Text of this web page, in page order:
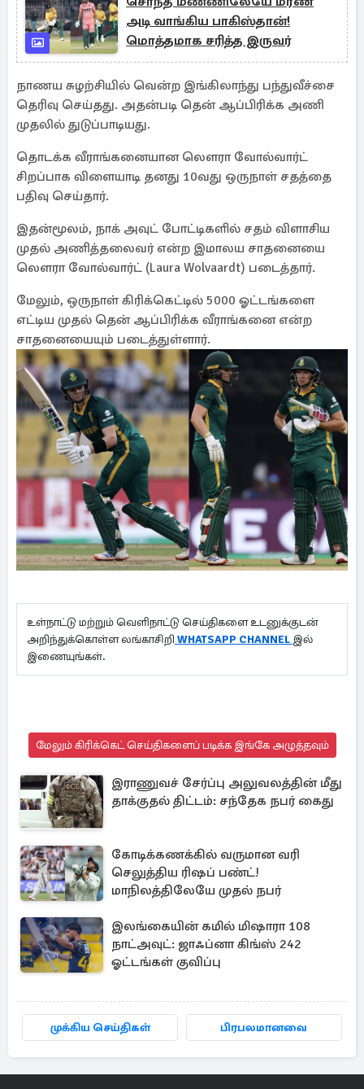
அடி வாங்கிய பாகிஸ்தான்!
மொத்தமாக சரித்த இருவர்
நாணய சுழற்சியில் வென்ற இங்கிலாந்து பந்துவீச்சை
தெரிவு செய்தது. அதன்படி தென் ஆப்பிரிக்க அணி
முதலில் துடுப்பாடியது.
தொடக்க வீராங்கனையான லௌரா வோல்வார்ட்
சிறப்பாக விளையாடி தனது 10வது ஒருநாள் சதத்தை
பதிவு செய்தார்.
இதன்மூலம், நாக் அவுட் போட்டிகளில் சதம் விளாசிய
முதல் அணித்தலைவர் என்ற இமாலய சாதனையை
லௌரா வோல்வார்ட் (Laura Wolvaardt) படைத்தார்.
மேலும், ஒருநாள் கிரிக்கெட்டில் 5000 ஓட்டங்களை
எட்டிய முதல் தென் ஆப்பிரிக்க வீராங்கனை என்ற
சாதனையையும் படைத்துள்ளார்.
உள்நாட்டு மற்றும் வெளிநாட்டு செய்திகளை உடனுக்குடன்
அறிந்துக்கொள்ள லங்காசிறி WHATSAPP CHANNEL இல்
இணையுங்கள்.
மேலும் கிரிக்கெட் செய்திகளைப் படிக்க இங்கே அழுத்தவும்
இராணுவச் சேர்ப்பு அலுவலத்தின் மீது
தாக்குதல் திட்டம்: சந்தேக நபர் கைது
கோடிக்கணக்கில் வருமான வரி
செலுத்திய ரிஷப் பண்ட்!
மாநிலத்திலேயே முதல் நபர்
இலங்கையின் கமில் மிஷாரா 108
நாட்அவுட்: ஜாஃப்னா கிங்ஸ் 242
ஓட்டங்கள் குவிப்பு
முக்கிய செய்திகள் பிரபலமானவை